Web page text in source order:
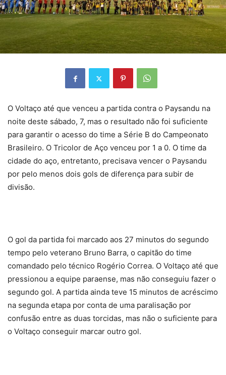
O Voltaço até que venceu a partida contra o Paysandu na
noite deste sábado, 7, mas o resultado não foi suficiente
para garantir o acesso do time a Série B do Campeonato
Brasileiro. O Tricolor de Aço venceu por 1 a 0. O time da
cidade do aço, entretanto, precisava vencer o Paysandu
por pelo menos dois gols de diferença para subir de
divisão.
O gol da partida foi marcado aos 27 minutos do segundo
tempo pelo veterano Bruno Barra, o capitão do time
comandado pelo técnico Rogério Correa. O Voltaço até que
pressionou a equipe paraense, mas não conseguiu fazer o
segundo gol. A partida ainda teve 15 minutos de acréscimo
na segunda etapa por conta de uma paralisação por
confusão entre as duas torcidas, mas não o suficiente para
o Voltaço conseguir marcar outro gol.